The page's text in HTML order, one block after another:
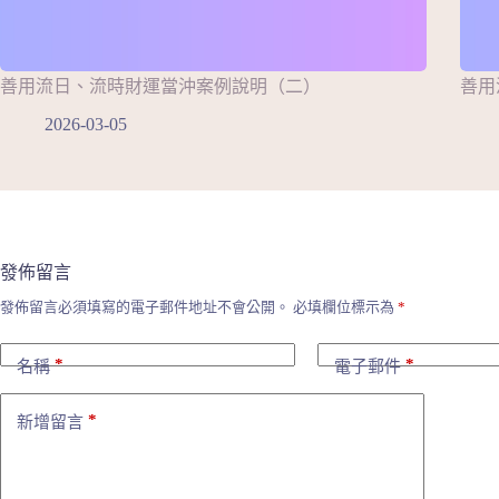
善用流日、流時財運當沖案例說明（二）
2026-03-05
善
發佈留言
發佈留言必須填寫的電子郵件地址不會公開。 必填欄位標示為 *
名稱* 電子郵件*
新增留言 *